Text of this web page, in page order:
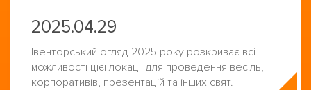
2025.04.29
Івенторський огляд 2025 року розкриває всі
можливості цієї локації для проведення весіль,
корпоративів, презентацій та інших свят.